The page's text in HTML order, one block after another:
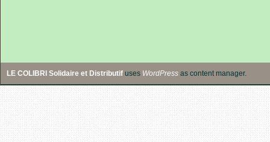
LE COLIBRI Solidaire et Distributif uses WordPress as content manager.